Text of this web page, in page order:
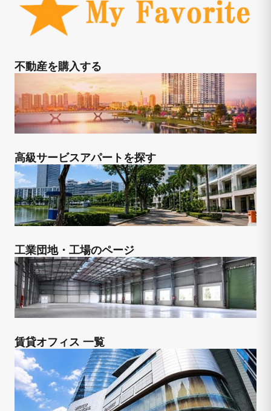
不動産を購入する
高級サービスアパートを探す
工業団地・工場のページ
賃貸オフィス 一覧